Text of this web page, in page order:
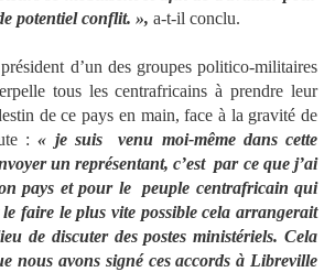
potentiel conflit. », a-t-il conclu.
d’un des groupes politico-militaires
tous les centrafricains à prendre leur
de ce pays en main, face à la gravité de
:« je suis venu moi-même dans cette
un représentant, c’est par ce que j’ai
pays et pour le peuple centrafricain qui
faire le plus vite possible cela arrangerait
de discuter des postes ministériels. Cela
nous avons signé ces accords à Libreville